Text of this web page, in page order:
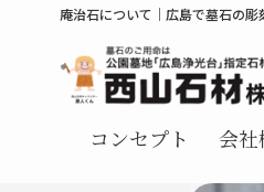
庵治石について｜広島で墓石の
コンセプト 会